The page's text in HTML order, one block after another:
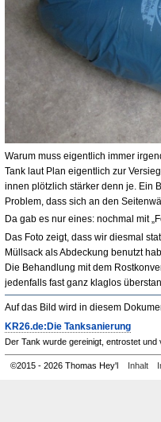
Warum muss eigentlich immer
Tank laut Plan eigentlich zur
innen plötzlich stärker denn je. Ein
Problem, dass sich an den
Da gab es nur eines: nochmal mit
Das Foto zeigt, dass wir diesmal
Müllsack als Abdeckung benutzt
Die Behandlung mit dem
jedenfalls fast ganz klaglos
Auf das Bild wird in diesem
KR26.de:Die Tanksanierung
Der Tank wurde gereinigt, entrostet und
©2015 - 2026 Thomas Hey'l Inhalt